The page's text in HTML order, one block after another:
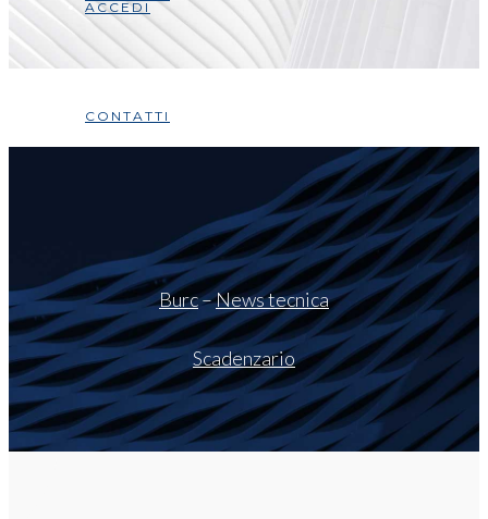
ACCEDI
CONTATTI
Burc–News tecnica
Scadenzario